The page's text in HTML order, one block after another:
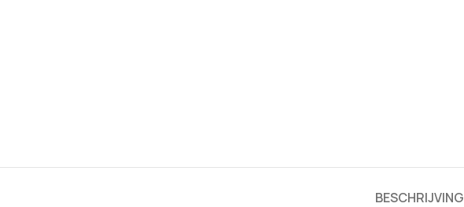
BESCHRIJVING